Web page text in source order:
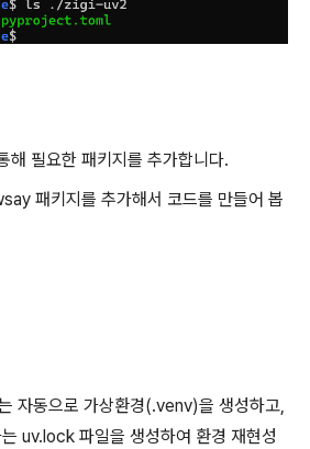
해 필요한 패키지를 추가합니다.
패키지를 추가해서 코드를 만들어 봅
자동으로 가상환경(.venv)을 생성하고,
uv.lock 파일을 생성하여 환경 재현성